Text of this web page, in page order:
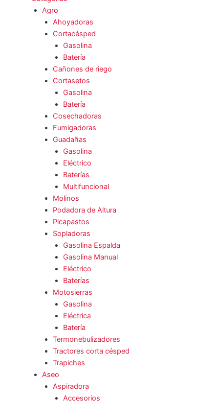
Agro
Ahoyadoras
Cortacésped
Gasolina
Batería
Cañones de riego
Cortasetos
Gasolina
Batería
Cosechadoras
Fumigadoras
Guadañas
Gasolina
Eléctrico
Baterías
Multifuncional
Molinos
Podadora de Altura
Picapastos
Sopladoras
Gasolina Espalda
Gasolina Manual
Eléctrico
Baterías
Motosierras
Gasolina
Eléctrica
Batería
Termonebulizadores
Tractores corta césped
Trapiches
Aseo
Aspiradora
Accesorios